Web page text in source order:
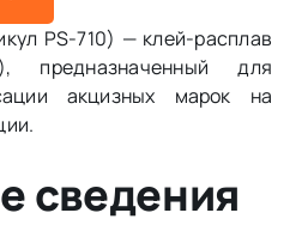
PS-710) — клей-расплав
предназначенный для
акцизных марок на
сведения